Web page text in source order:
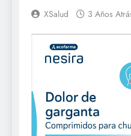
XSalud 3 Años